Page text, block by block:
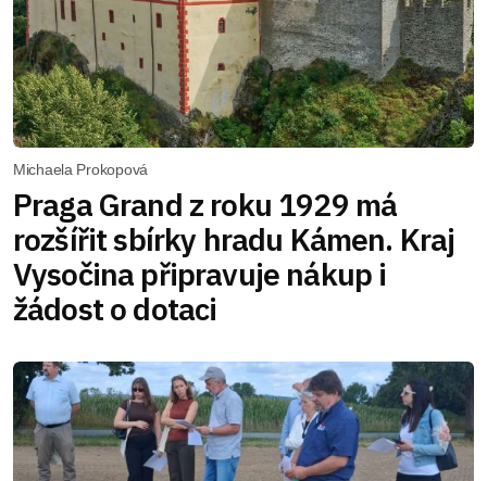
Michaela Prokopová
Praga Grand z roku 1929 má
rozšířit sbírky hradu Kámen. Kraj
Vysočina připravuje nákup i
žádost o dotaci